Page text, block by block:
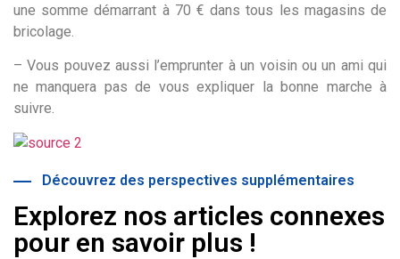
une somme démarrant à 70 € dans tous les magasins de
bricolage.
– Vous pouvez aussi l’emprunter à un voisin ou un ami qui
ne manquera pas de vous expliquer la bonne marche à
suivre.
Découvrez des perspectives supplémentaires
Explorez nos articles connexes
pour en savoir plus !